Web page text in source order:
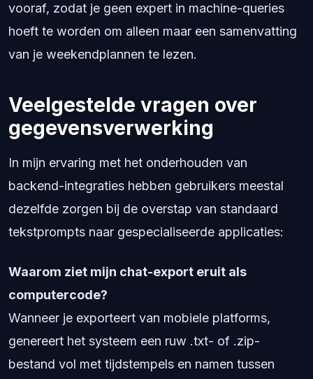
vooraf, zodat je geen expert in machine-queries
hoeft te worden om alleen maar een samenvatting
van je weekendplannen te lezen.
Veelgestelde vragen over
gegevensverwerking
In mijn ervaring met het onderhouden van
backend-integraties hebben gebruikers meestal
dezelfde zorgen bij de overstap van standaard
tekstprompts naar gespecialiseerde applicaties:
Waarom ziet mijn chat-export eruit als
computercode?
Wanneer je exporteert van mobiele platforms,
genereert het systeem een ruw .txt- of .zip-
bestand vol met tijdstempels en namen tussen